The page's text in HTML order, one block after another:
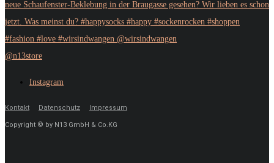
@n13store
Instagram
Kontakt Datenschutz Impressum
Copyright © by N13 GmbH & Co.KG